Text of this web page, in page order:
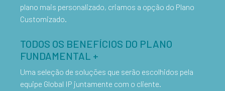
plano mais personalizado, criamos a opção do Plano
Customizado.
TODOS OS BENEFÍCIOS DO PLANO
FUNDAMENTAL +
Uma seleção de soluções que serão escolhidos pela
equipe Global IP juntamente com o cliente.